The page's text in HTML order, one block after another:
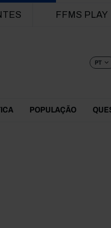
FFMS PLAY
PT
POPULAÇÃO